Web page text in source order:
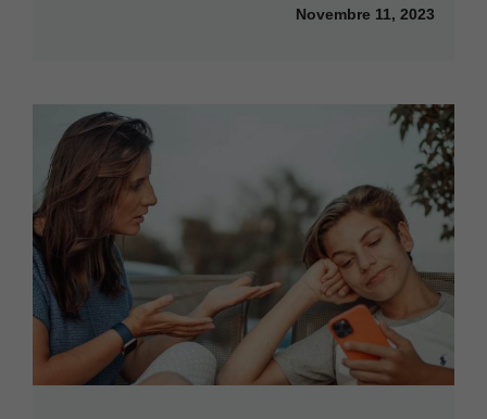
Novembre 11, 2023